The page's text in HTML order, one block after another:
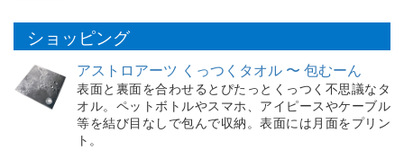
ショッピング
アストロアーツ くっつくタオル 〜 包むーん
表面と裏面を合わせるとぴたっとくっつく不思議なタ
オル。ペットボトルやスマホ、アイピースやケーブル
等を結び目なしで包んで収納。表面には月面をプリン
ト。